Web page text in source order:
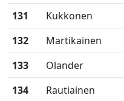
131
Kukkonen
132
Martikainen
133
Olander
134
Rautiainen